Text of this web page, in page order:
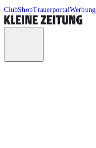
ClubShopTrauerportalWerbung